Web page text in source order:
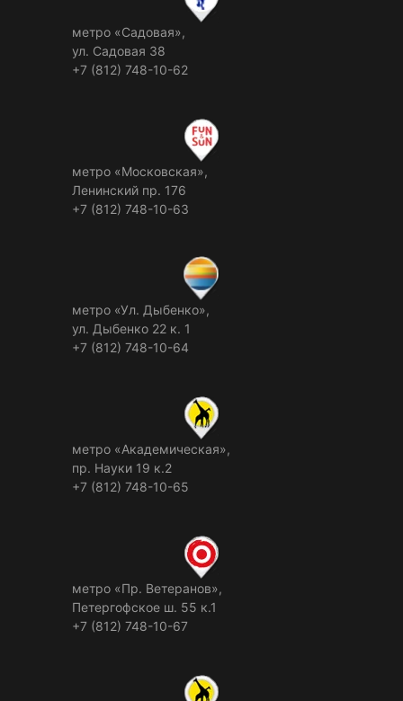
метро «Садовая»,
ул. Садовая 38
+7 (812) 748-10-62
метро «Московская»,
Ленинский пр. 176
+7 (812) 748-10-63
метро «Ул. Дыбенко»,
ул. Дыбенко 22 к. 1
+7 (812) 748-10-64
метро «Академическая»,
пр. Науки 19 к.2
+7 (812) 748-10-65
метро «Пр. Ветеранов»,
Петергофское ш. 55 к.1
+7 (812) 748-10-67